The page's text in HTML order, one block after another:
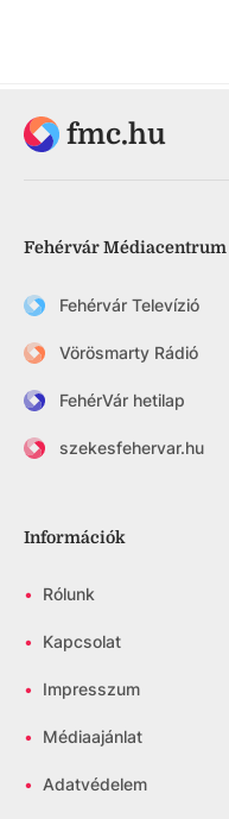
fmc.hu
Fehérvár Médiacentrum
Fehérvár Televízió
Vörösmarty Rádió
FehérVár hetilap
szekesfehervar.hu
Információk
• Rólunk
• Kapcsolat
• Impresszum
• Médiaajánlat
• Adatvédelem